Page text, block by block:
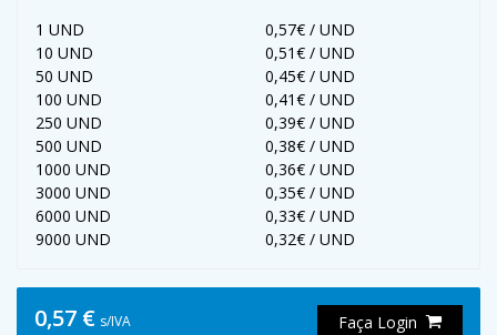
1 UND
0,57€ / UND
10 UND
0,51€ / UND
50 UND
0,45€ / UND
100 UND
0,41€ / UND
250 UND
0,39€ / UND
500 UND
0,38€ / UND
1000 UND
0,36€ / UND
3000 UND
0,35€ / UND
6000 UND
0,33€ / UND
9000 UND
0,32€ / UND
0,57 € s/IVA Faça Login